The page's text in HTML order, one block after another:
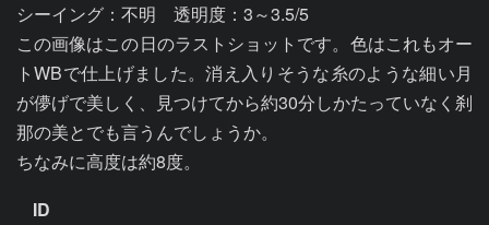
シーイング：不明　透明度：3～3.5/5
この画像はこの日のラストショットです。色はこれもオー
トWBで仕上げました。消え入りそうな糸のような細い月
が儚げで美しく、見つけてから約30分しかたっていなく刹
那の美とでも言うんでしょうか。
ちなみに高度は約8度。
ID